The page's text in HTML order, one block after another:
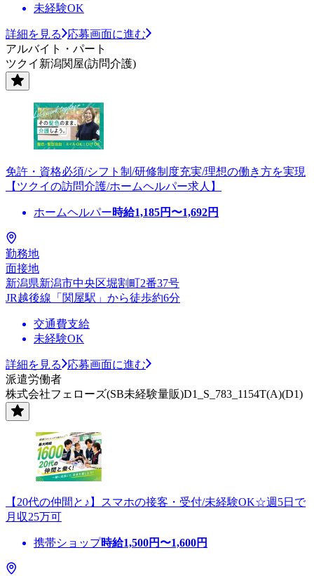
未経験OK
詳細を見る
応募画面に進む
アルバイト・パート
ツクイ新潟関屋(訪問介護)
免許・資格必須/シフト制/研修制度充実/理想の働き方を実現
【ツクイの訪問介護/ホームヘルパー求人】
ホームヘルパー時給1,185円〜1,692円
勤務地
面接地
新潟県新潟市中央区堀割町2番37号
JR越後線「関屋駅」から徒歩約6分
交通費支給
未経験OK
詳細を見る
応募画面に進む
派遣労働者
株式会社フェローズ(SB未経験量販)D1_S_783_1154T(A)(D1)
【20代の仲間と♪】スマホの接客・受付/未経験OK☆週5日で
月収25万可
携帯ショップ時給1,500円〜1,600円